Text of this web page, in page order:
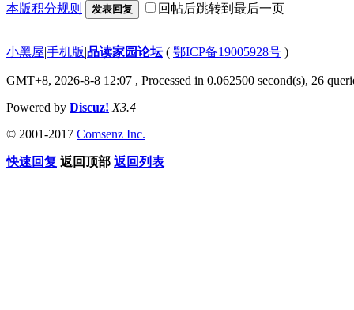
本版积分规则 发表回复 回帖后跳转到最后一页
小黑屋|手机版|品读家园论坛( 鄂ICP备19005928号 )
GMT+8, 2026-8-8 12:07 , Processed in 0.062500 second(s), 26
Powered by Discuz! X3.4
© 2001-2017 Comsenz Inc.
快速回复 返回顶部 返回列表